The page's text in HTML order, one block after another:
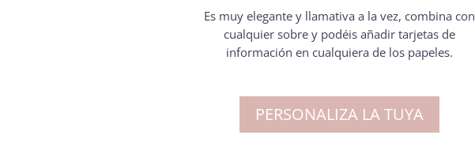
Es muy elegante y llamativa a la vez, combina con
cualquier sobre y podéis añadir tarjetas de
información en cualquiera de los papeles.
PERSONALIZA LA TUYA